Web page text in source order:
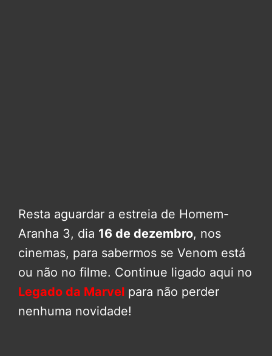
Resta aguardar a estreia de Homem-
Aranha 3, dia 16 de dezembro, nos
cinemas, para sabermos se Venom está
ou não no filme. Continue ligado aqui no
Legado da Marvel para não perder
nenhuma novidade!